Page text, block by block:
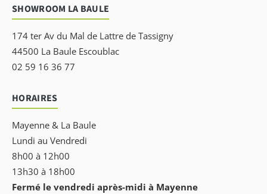
SHOWROOM LA BAULE
174 ter Av du Mal de Lattre de Tassigny
44500 La Baule Escoublac
02 59 16 36 77
HORAIRES
Mayenne & La Baule
Lundi au Vendredi
8h00 à 12h00
13h30 à 18h00
Fermé le vendredi après-midi à Mayenne